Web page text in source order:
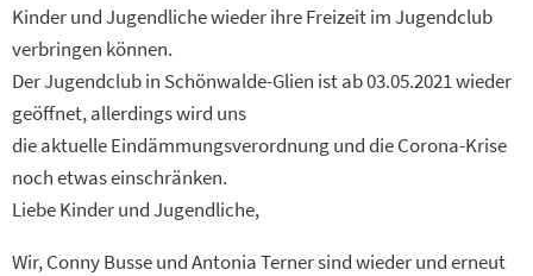
Kinder und Jugendliche wieder ihre Freizeit im Jugendclub
verbringen können.
Der Jugendclub in Schönwalde-Glien ist ab 03.05.2021 wieder
geöffnet, allerdings wird uns
die aktuelle Eindämmungsverordnung und die Corona-Krise
noch etwas einschränken.
Liebe Kinder und Jugendliche,
Wir, Conny Busse und Antonia Terner sind wieder und erneut